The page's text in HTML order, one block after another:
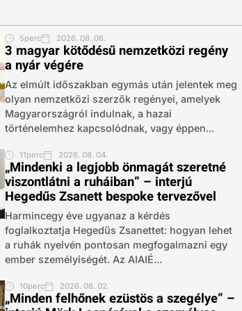
5perc 2026. 08. 06.
3 magyar kötődésű nemzetközi regény
a nyár végére
Az elmúlt időszakban egymás után jelentek meg
olyan nemzetközi szerzők regényei, amelyek
Magyarországról indulnak, a hazai
történelemhez kapcsolódnak, vagy éppen...
11perc 2026. 08. 04.
„Mindenki a legjobb önmagát szeretné
viszontlátni a ruháiban” – interjú
Hegedűs Zsanett bespoke tervezővel
Harmincegy éve ugyanaz a kérdés
foglalkoztatja Hegedűs Zsanettet: hogyan lehet
a ruhák nyelvén pontosan megfogalmazni egy
ember személyiségét. Az AIAIÉ...
10perc 2026. 08. 02.
„Minden felhőnek ezüstös a szegélye” –